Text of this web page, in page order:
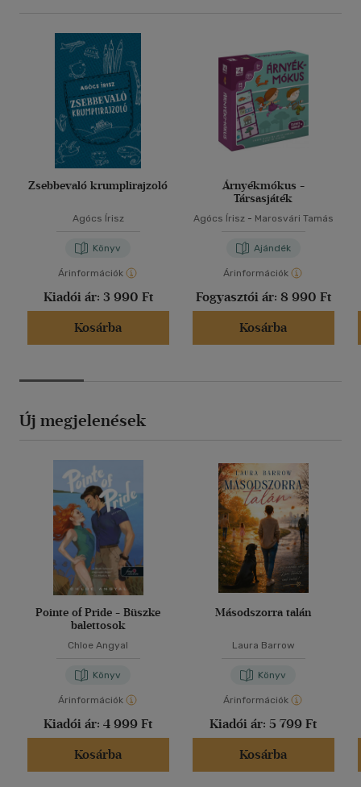
Zsebbevaló krumplirajzoló
Agócs Írisz
Könyv
Árinformációk
Kiadói ár: 3 990 Ft
Kosárba
Árnyékmókus -
Társasjáték
Agócs Írisz- Marosvári Tamás
Ajándék
Árinformációk
Fogyasztói ár: 8 990 Ft
Kosárba
Új megjelenések
Pointe of Pride - Büszke
balettosok
Chloe Angyal
Könyv
Árinformációk
Kiadói ár: 4 999 Ft
Kosárba
Másodszorra talán
Laura Barrow
Könyv
Árinformációk
Kiadói ár: 5 799 Ft
Kosárba